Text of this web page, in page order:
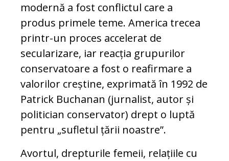
modernă a fost conflictul care a
produs primele teme. America trecea
printr-un proces accelerat de
secularizare, iar reacția grupurilor
conservatoare a fost o reafirmare a
valorilor creștine, exprimată în 1992 de
Patrick Buchanan (jurnalist, autor și
politician conservator) drept o luptă
pentru „sufletul țării noastre”.
Avortul, drepturile femeii, relațiile cu